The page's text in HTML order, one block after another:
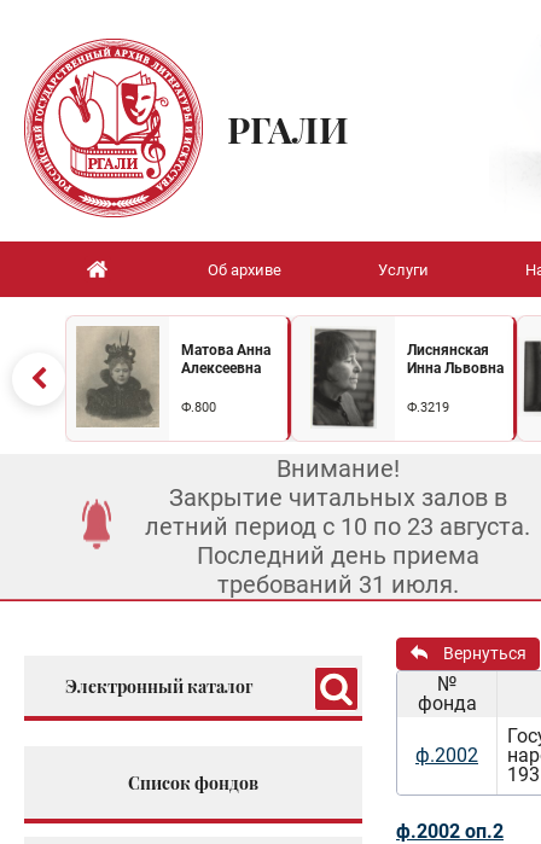
РГАЛИ
Об архиве Услуги
Матова Анна
Алексеевна
Ф.800
Лиснянская
Инна Львовна
Ф.3219
Внимание!
Закрытие читальных залов в
летний период с 10 по 23 августа.
Последний день приема
требований 31 июля.
Электронный каталог
Список фондов
Вернуться
№
фонда
ф.2002
ф.2002 оп.2